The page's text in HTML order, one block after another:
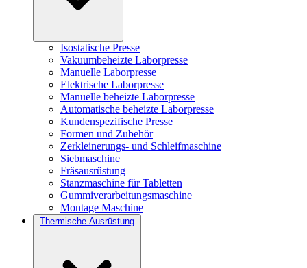
Isostatische Presse
Vakuumbeheizte Laborpresse
Manuelle Laborpresse
Elektrische Laborpresse
Manuelle beheizte Laborpresse
Automatische beheizte Laborpresse
Kundenspezifische Presse
Formen und Zubehör
Zerkleinerungs- und Schleifmaschine
Siebmaschine
Fräsausrüstung
Stanzmaschine für Tabletten
Gummiverarbeitungsmaschine
Montage Maschine
Thermische Ausrüstung